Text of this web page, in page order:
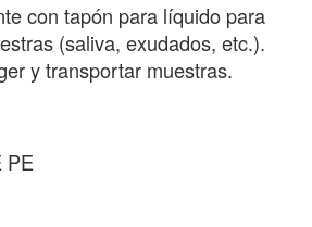
con tapón para líquido para
(saliva, exudados, etc.).
y transportar muestras.
PE